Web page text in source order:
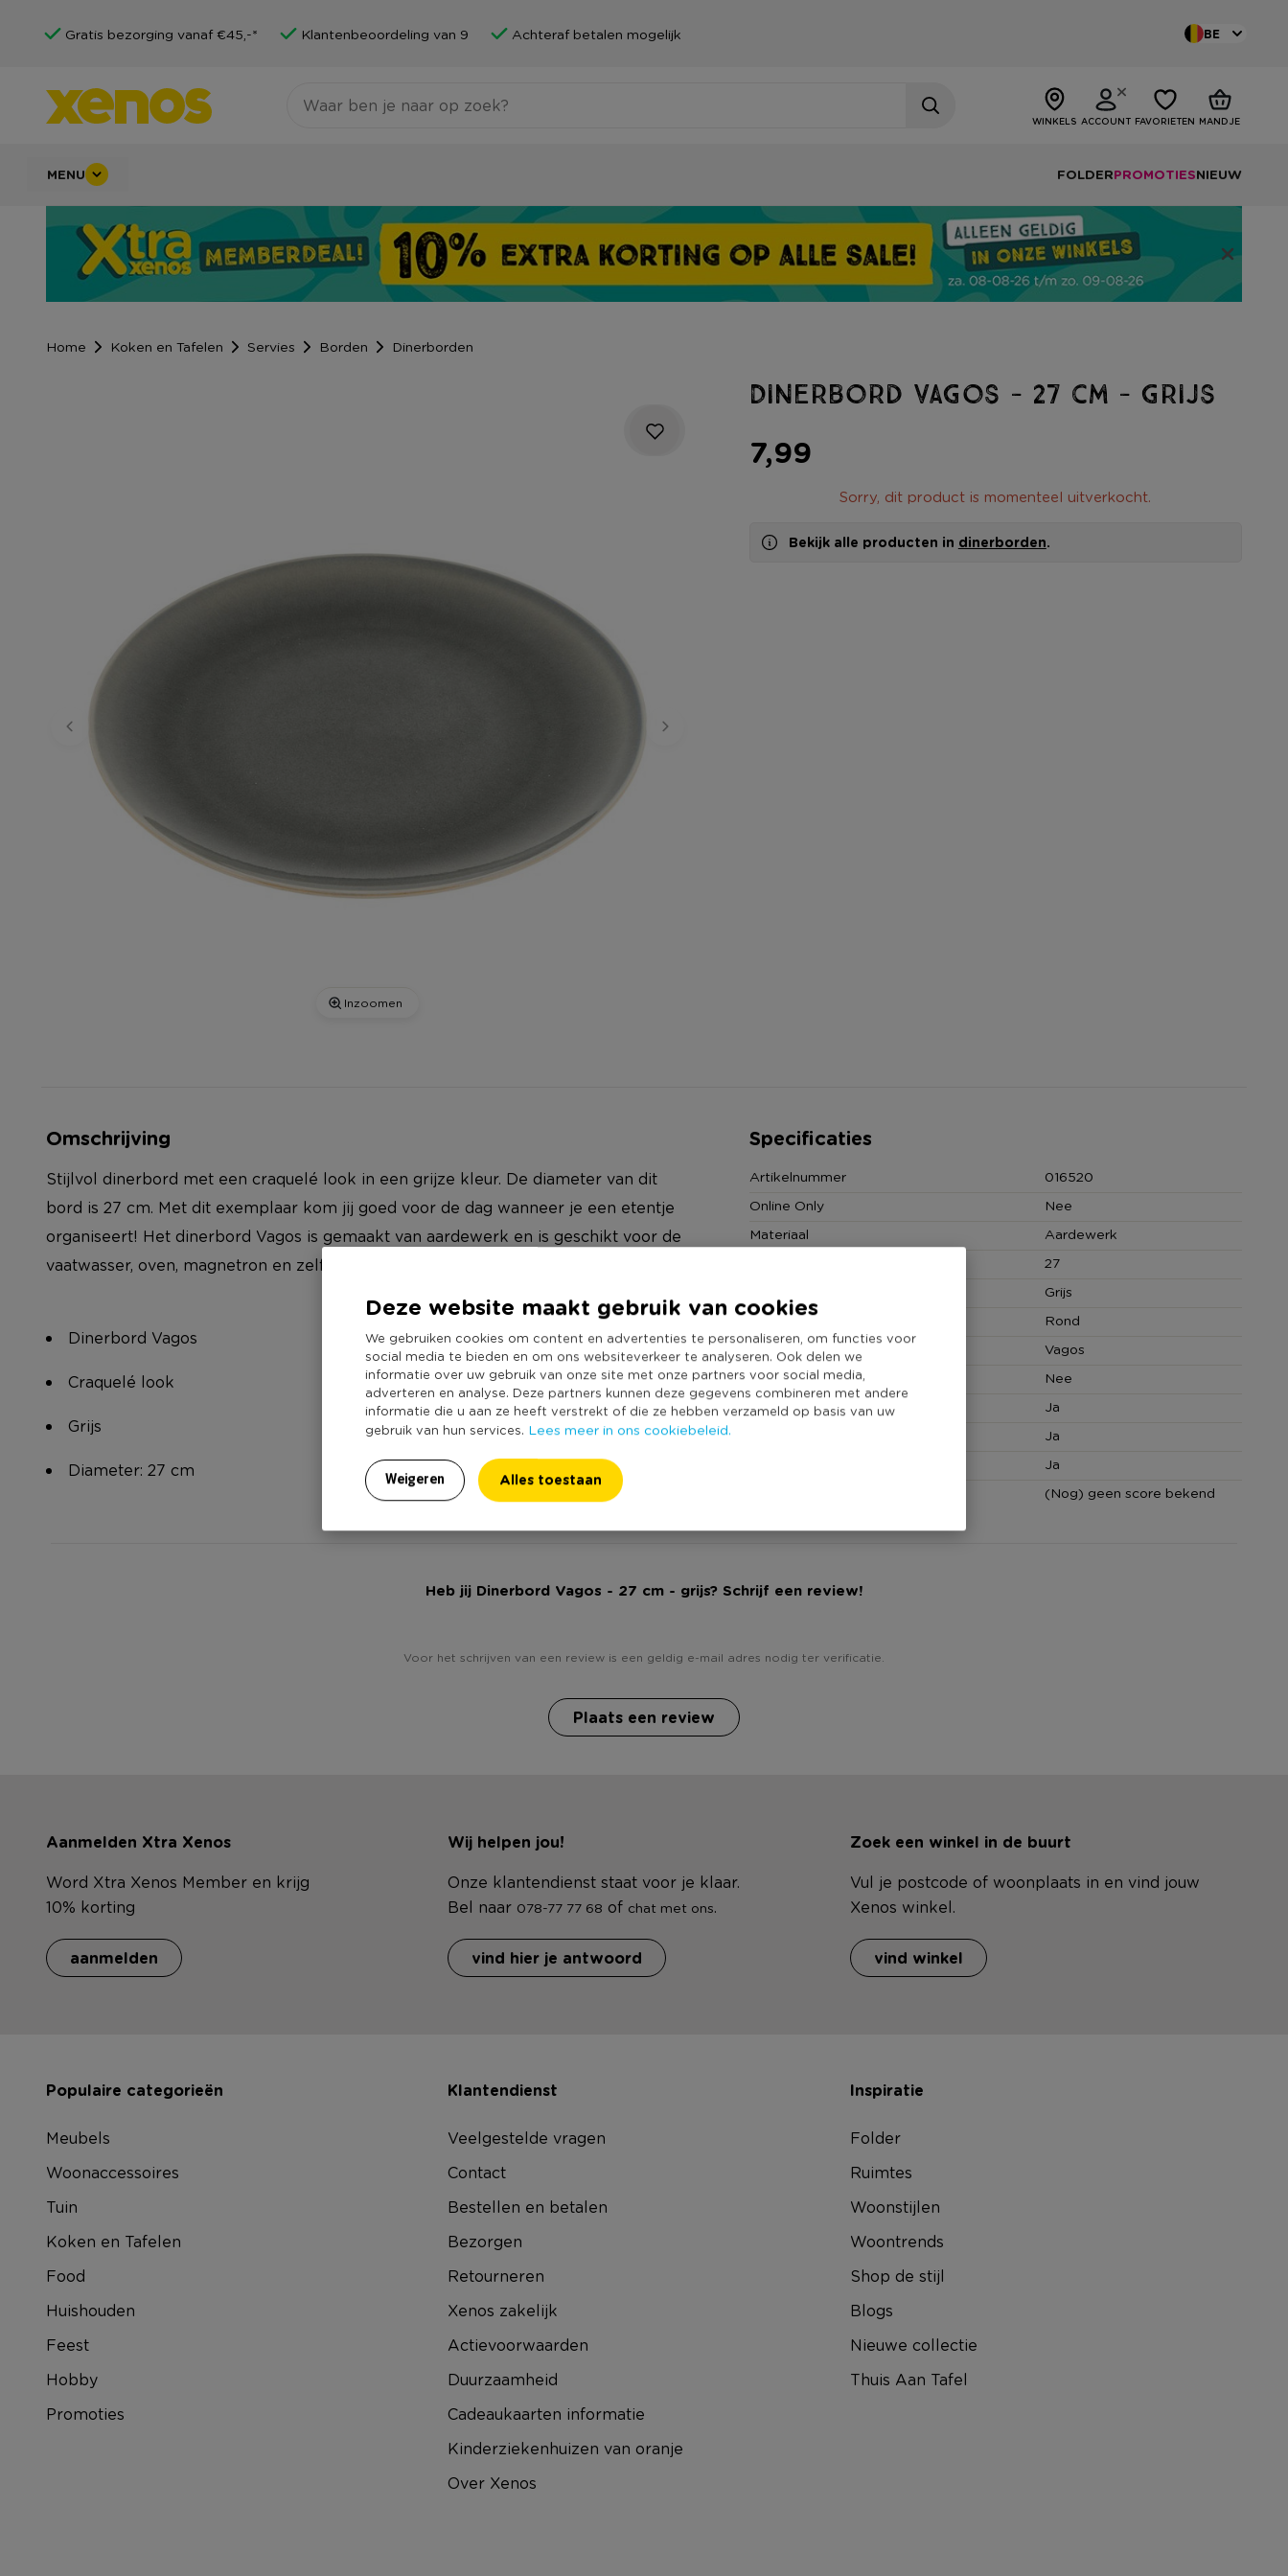
Deze website maakt gebruik van cookies
We gebruiken cookies om content en advertenties te personaliseren, om functies voor
social media te bieden en om ons websiteverkeer te analyseren. Ook delen we
informatie over uw gebruik van onze site met onze partners voor social media,
adverteren en analyse. Deze partners kunnen deze gegevens combineren met andere
informatie die u aan ze heeft verstrekt of die ze hebben verzameld op basis van uw
gebruik van hun services. Lees meer in ons cookiebeleid.
Weigeren Alles toestaan
Gratis bezorging vanaf €45,-* Klantenbeoordeling van 9 Achteraf betalen mogelijk BE
WINKELS ACCOUNT FAVORIETEN MANDJE
MENU FOLDERPROMOTIESNIEUW
Home Koken en Tafelen Servies Borden Dinerborden
Inzoomen
Dinerbord Vagos - 27 cm - grijs
7,99
Sorry, dit product is momenteel uitverkocht.
Bekijk alle producten in dinerborden.
Omschrijving
Stijlvol dinerbord met een craquelé look in een grijze kleur. De diameter van dit
bord is 27 cm. Met dit exemplaar kom jij goed voor de dag wanneer je een etentje
organiseert! Het dinerbord Vagos is gemaakt van aardewerk en is geschikt voor de
vaatwasser, oven, magnetron en zelfs de vriezer.
Dinerbord Vagos
Craquelé look
Grijs
Diameter: 27 cm
Specificaties
Artikelnummer
016520
Online Only
Nee
Materiaal
Aardewerk
27
Grijs
Vorm
Rond
Serie
Vagos
Met print
Nee
Vaatwasmachine bestendig
Ja
Ja
Ja
(Nog) geen score bekend
Heb jij Dinerbord Vagos - 27 cm - grijs? Schrijf een review!
Voor het schrijven van een review is een geldig e-mail adres nodig ter verificatie.
Plaats een review
Aanmelden Xtra Xenos
Word Xtra Xenos Member en krijg
10% korting
aanmelden
Wij helpen jou!
Onze klantendienst staat voor je klaar.
Bel naar 078-77 77 68 of chat met ons.
vind hier je antwoord
Zoek een winkel in de buurt
Vul je postcode of woonplaats in en vind jouw
Xenos winkel.
vind winkel
Populaire categorieën
Meubels
Woonaccessoires
Tuin
Koken en Tafelen
Food
Huishouden
Feest
Hobby
Promoties
Klantendienst
Veelgestelde vragen
Contact
Bestellen en betalen
Bezorgen
Retourneren
Xenos zakelijk
Actievoorwaarden
Duurzaamheid
Cadeaukaarten informatie
Kinderziekenhuizen van oranje
Over Xenos
Inspiratie
Folder
Ruimtes
Woonstijlen
Woontrends
Shop de stijl
Blogs
Nieuwe collectie
Thuis Aan Tafel